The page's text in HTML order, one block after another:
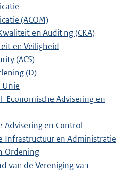
(ACOM)
en Auditing (CKA)
en Veiligheid
(ACS)
(D)
Unie
Economische Advisering en
Advisering en Control
Infrastructuur en Administratie
Ordening
van de Vereniging van